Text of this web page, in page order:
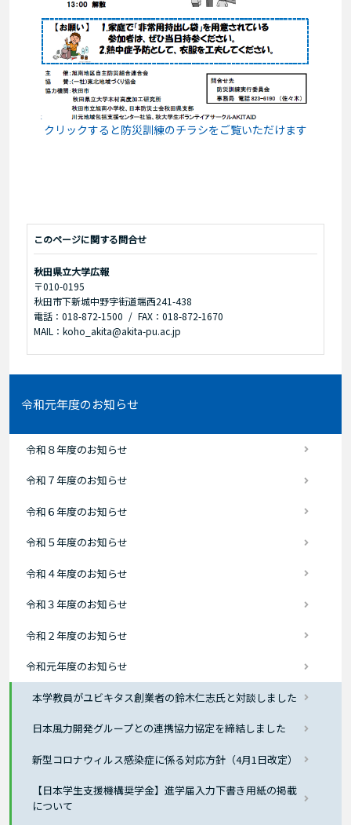
クリックすると防災訓練のチラシをご覧いただけます
このページに関する問合せ
秋田県立大学広報
〒010-0195
秋田市下新城中野字街道端西241-438
電話：018-872-1500
FAX：018-872-1670
MAIL：koho_akita@akita-pu.ac.jp
令和元年度のお知らせ
令和８年度のお知らせ
令和７年度のお知らせ
令和６年度のお知らせ
令和５年度のお知らせ
令和４年度のお知らせ
令和３年度のお知らせ
令和２年度のお知らせ
令和元年度のお知らせ
本学教員がユビキタス創業者の鈴木仁志氏と対談しました
日本風力開発グループとの連携協力協定を締結しました
新型コロナウィルス感染症に係る対応方針（4月1日改定）
【日本学生支援機構奨学金】進学届入力下書き用紙の掲載
について